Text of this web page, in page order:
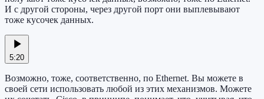
И с другой стороны, через другой порт они выплевывают
тоже кусочек данных.
5:20
Возможно, тоже, соответственно, по Ethernet. Вы можете в
своей сети использовать любой из этих механизмов. Можете